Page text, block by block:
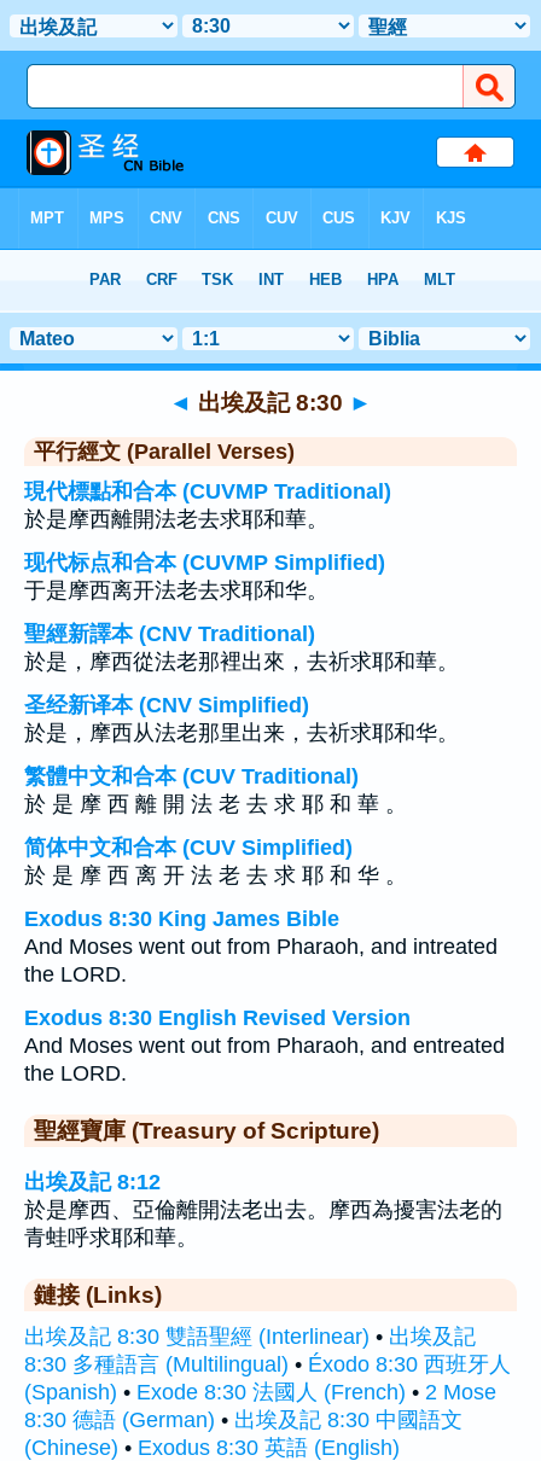
> 聖經金句 30
◄ 出埃及記 8:30 ►
平行經文 (Parallel Verses)
現代標點和合本 (CUVMP Traditional)
於是摩西離開法老去求耶和華。
现代标点和合本 (CUVMP Simplified)
于是摩西离开法老去求耶和华。
聖經新譯本 (CNV Traditional)
於是，摩西從法老那裡出來，去祈求耶和華。
圣经新译本 (CNV Simplified)
於是，摩西从法老那里出来，去祈求耶和华。
繁體中文和合本 (CUV Traditional)
於 是 摩 西 離 開 法 老 去 求 耶 和 華 。
简体中文和合本 (CUV Simplified)
於 是 摩 西 离 开 法 老 去 求 耶 和 华 。
Exodus 8:30 King James Bible
And Moses went out from Pharaoh, and intreated
the LORD.
Exodus 8:30 English Revised Version
And Moses went out from Pharaoh, and entreated
the LORD.
聖經寶庫 (Treasury of Scripture)
出埃及記 8:12
於是摩西、亞倫離開法老出去。摩西為擾害法老的
青蛙呼求耶和華。
鏈接 (Links)
出埃及記 8:30 雙語聖經 (Interlinear) • 出埃及記
8:30 多種語言 (Multilingual) • Éxodo 8:30 西班牙人
(Spanish) • Exode 8:30 法國人 (French) • 2 Mose
8:30 德語 (German) • 出埃及記 8:30 中國語文
(Chinese) • Exodus 8:30 英語 (English)